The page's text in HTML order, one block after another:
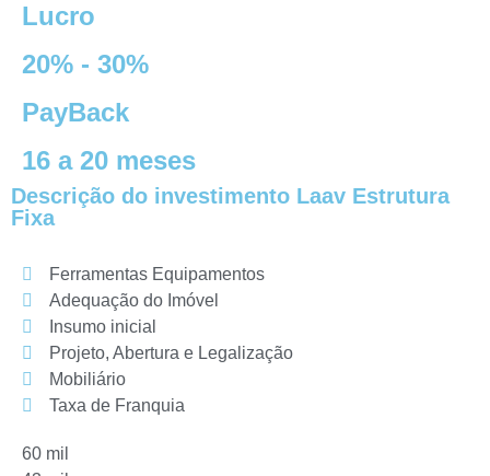
Lucro
20% - 30%
PayBack
16 a 20 meses
Descrição do investimento Laav Estrutura
Fixa
Ferramentas Equipamentos
Adequação do Imóvel
Insumo inicial
Projeto, Abertura e Legalização
Mobiliário
Taxa de Franquia
60 mil